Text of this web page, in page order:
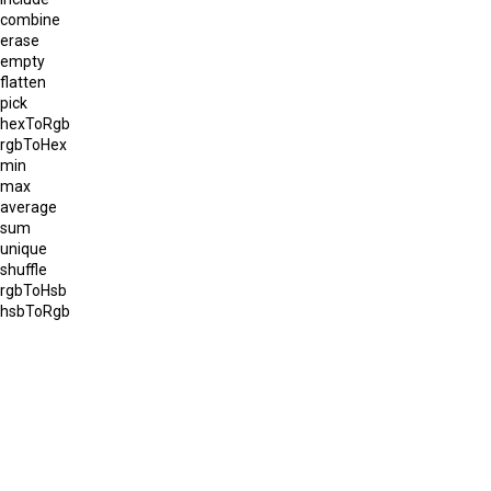
combine
erase
empty
flatten
pick
hexToRgb
rgbToHex
min
max
average
sum
unique
shuffle
rgbToHsb
hsbToRgb